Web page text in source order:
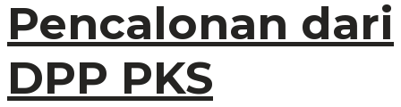
Pencalonan dari
DPP PKS